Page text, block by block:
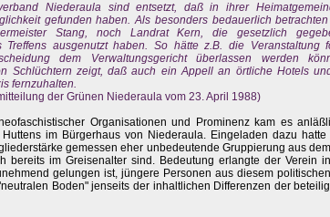
Niederaula sind entsetzt, daß in ihrer
gefunden haben. Als besonders bedauerlich
Stang, noch Landrat Kern, die gesetzlich
Treffens ausgenutzt haben. So hätte z.B. die Veranstaltung
dem Verwaltungsgericht überlassen werden
Schlüchtern zeigt, daß auch ein Appell an örtliche Hotels
fernzuhalten.
der Grünen Niederaula vom 23. April 1988)
Organisationen und Prominenz kam es
im Bürgerhaus von Niederaula. Eingeladen dazu
gemessen eher unbedeutende Gruppierung aus
bereits im Greisenalter sind. Bedeutung erlangte der Verein
gelungen ist, jüngere Personen aus diesem
Boden" jenseits der inhaltlichen Differenzen der